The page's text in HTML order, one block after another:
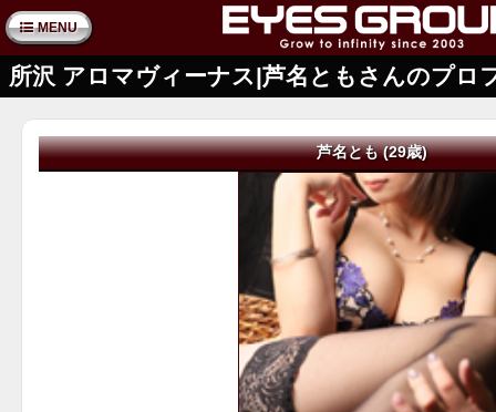
MENU
所沢 アロマヴィーナス|芦名ともさんのプロ
芦名とも (29歳)